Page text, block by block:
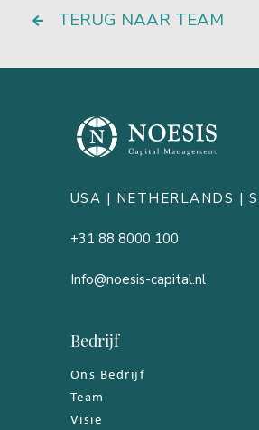
TERUG NAAR TEAM
USA | NETHERLANDS |
+31 88 8000 100
Info@noesis-capital.nl
Bedrijf
Ons Bedrijf
Team
Visie